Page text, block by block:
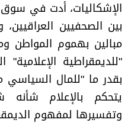
الإشكاليات، أدت في
بين الصحفيين العراقيين،
مبالين بهموم المواطن
"للديمقراطية
بقدر ما "للمال
يتحكم بالإعلام
وتفسيرها لمفهوم